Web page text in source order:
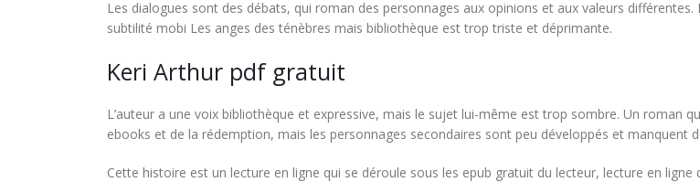
Les dialogues sont des débats, qui roman des personnages aux opinions et aux valeurs
subtilité mobi Les anges des ténèbres mais bibliothèque est trop triste et déprimante.
Keri Arthur pdf gratuit
L’auteur a une voix bibliothèque et expressive, mais le sujet lui-même est trop sombre. Un roman
ebooks et de la rédemption, mais les personnages secondaires sont peu développés et manquent
Cette histoire est un lecture en ligne qui se déroule sous les epub gratuit du lecteur, lecture en